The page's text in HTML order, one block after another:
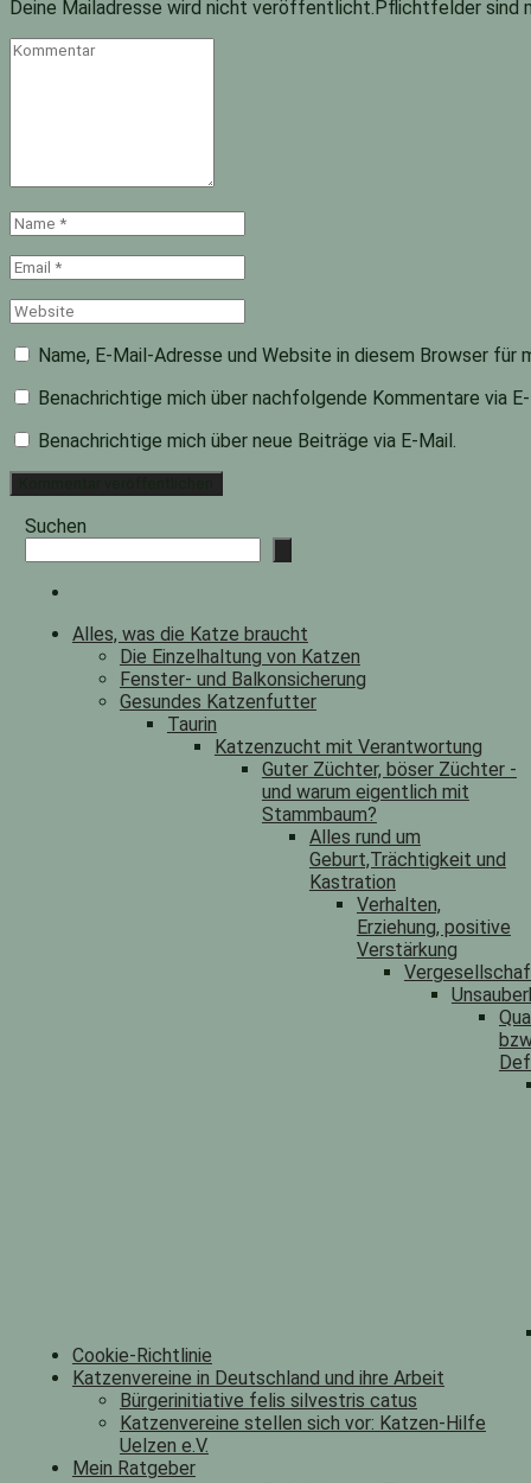
Deine Mailadresse wird nicht veröffentlicht.Pflichtfelder sind
Kommentar
Name
*
Email
*
Website
Name, E-Mail-Adresse und Website in diesem Browser für
Benachrichtige mich über nachfolgende Kommentare via
Benachrichtige mich über neue Beiträge via E-Mail.
Suchen
Alles, was die Katze braucht
Die Einzelhaltung von Katzen
Fenster- und Balkonsicherung
Gesundes Katzenfutter
Taurin
Katzenzucht mit Verantwortung
Guter Züchter, böser Züchter -
und warum eigentlich mit
Stammbaum?
Alles rund um
Geburt,Trächtigkeit und
Kastration
Verhalten,
Erziehung, positive
Verstärkung
Cookie-Richtlinie
Katzenvereine in Deutschland und ihre Arbeit
Bürgerinitiative felis silvestris catus
Katzenvereine stellen sich vor: Katzen-Hilfe
Uelzen e.V.
Mein Ratgeber